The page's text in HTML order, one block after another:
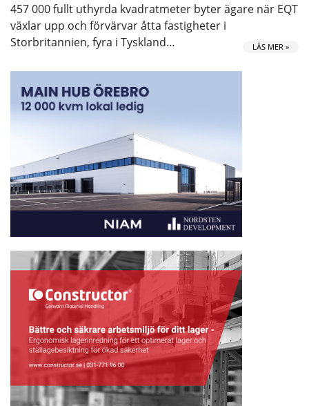
457 000 fullt uthyrda kvadratmeter byter ägare när EQT
växlar upp och förvärvar åtta fastigheter i
Storbritannien, fyra i Tyskland…
LÄS MER »